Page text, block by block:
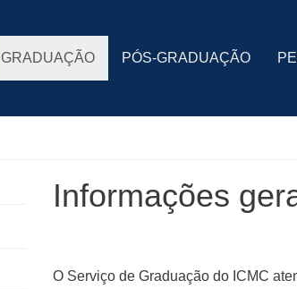
GRADUAÇÃO PÓS-GRADUAÇÃO
Informações
O Serviço de Graduação do ICMC